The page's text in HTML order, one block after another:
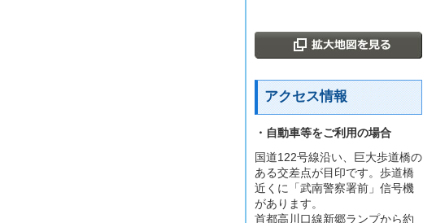
アクセス情報
・自動車等をご利用の場合
国道122号線沿い、巨大歩道橋の
ある交差点が目印です。歩道橋
近くに「武南警察署前」信号機
があります。
首都高川口線新郷ランプから約